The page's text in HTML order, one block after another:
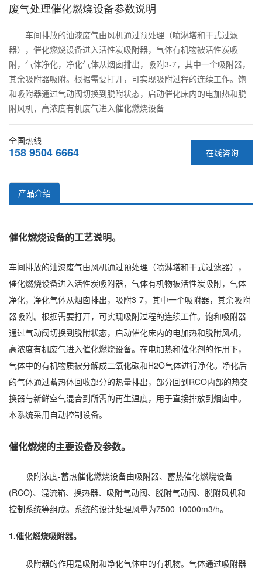
废气处理催化燃烧设备参数说明
车间排放的油漆废气由风机通过预处理（喷淋塔和干式过滤
器），催化燃烧设备进入活性炭吸附器，气体有机物被活性炭吸
附，气体净化，净化气体从烟囱排出，吸附3-7，其中一个吸附器，
其余吸附器吸附。根据需要打开，可实现吸附过程的连续工作。饱
和吸附器通过气动阀切换到脱附状态，启动催化床内的电加热和脱
附风机，高浓度有机废气进入催化燃烧设备
在线咨询
全国热线
158 9504 6664
产品介绍
催化燃烧设备的工艺说明。
车间排放的油漆废气由风机通过预处理（喷淋塔和干式过滤器），
催化燃烧设备进入活性炭吸附器，气体有机物被活性炭吸附，气体
净化，净化气体从烟囱排出，吸附3-7，其中一个吸附器，其余吸附
器吸附。根据需要打开，可实现吸附过程的连续工作。饱和吸附器
通过气动阀切换到脱附状态，启动催化床内的电加热和脱附风机，
高浓度有机废气进入催化燃烧设备。在电加热和催化剂的作用下，
气体中的有机物质被分解成二氧化碳和H2O气体进行净化。净化后
的气体通过蓄热体回收部分的热量排出，部分回到RCO内部的热交
换器与新鲜空气混合到所需的再生温度，用于直接排放到烟囱中。
本系统采用自动控制设备。
催化燃烧的主要设备及参数。
吸附浓度-蓄热催化燃烧设备由吸附器、蓄热催化燃烧设备
(RCO)、混流箱、换热器、吸附气动阀、脱附气动阀、脱附风机和
控制系统等组成。系统的设计处理风量为7500-10000m3/h。
1.催化燃烧吸附器。
吸附器的作用是吸附和净化气体中的有机物。气体通过吸附器